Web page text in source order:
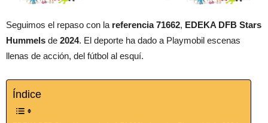
Seguimos el repaso con la referencia 71662, EDEKA DFB Stars
Hummels de 2024. El deporte ha dado a Playmobil escenas
llenas de acción, del fútbol al esquí.
Índice